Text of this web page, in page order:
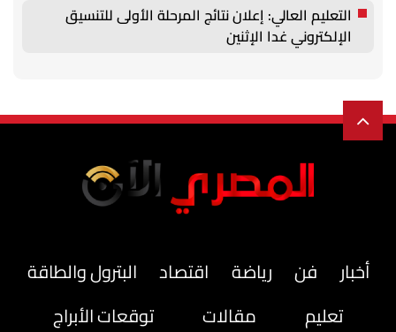
التعليم العالي: إعلان نتائج المرحلة الأولى للتنسيق
الإلكتروني غدا الإثنين
أخبار فن رياضة اقتصاد
البترول والطاقة
تعليم
مقالات توقعات الأبراج